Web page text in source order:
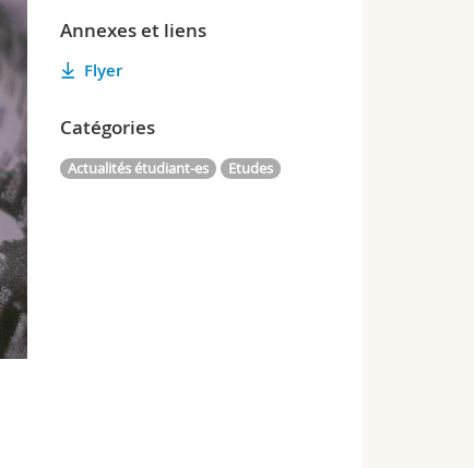
Annexes et liens
Flyer
Catégories
Actualités étudiant-es Etudes